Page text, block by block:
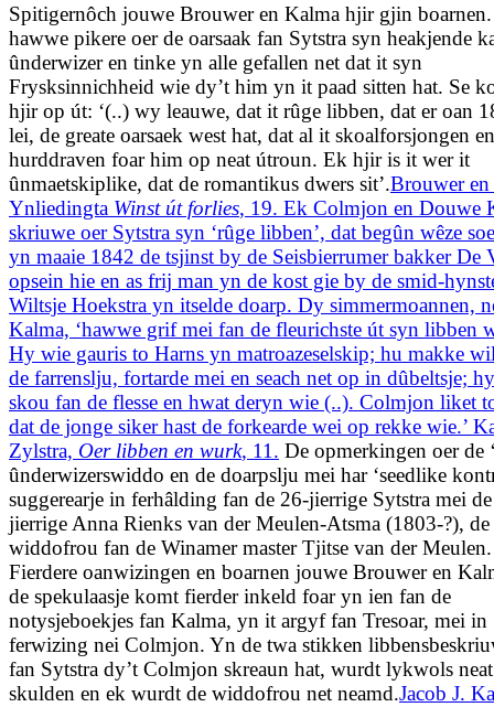
Spitigernôch jouwe Brouwer en Kalma hjir gjin boarnen.
hawwe pikere oer de oarsaak fan Sytstra syn heakjende
ûnderwizer en tinke yn alle gefallen net dat it syn
Frysksinnichheid wie dy’t him yn it paad sitten hat. Se
hjir op út: ‘(..) wy leauwe, dat it rûge libben, dat er oan
lei, de greate oarsaek west hat, dat al it skoalforsjongen en
hurddraven foar him op neat útroun. Ek hjir is it wer it
ûnmaetskiplike, dat de romantikus dwers sit’.Brouwer
Ynliedingta Winst út forlies, 19. Ek Colmjon en Douwe
skriuwe oer Sytstra syn ‘rûge libben’, dat begûn wêze
yn maaie 1842 de tsjinst by de Seisbierrumer bakker De
opsein hie en as frij man yn de kost gie by de smid-
Wiltsje Hoekstra yn itselde doarp. Dy simmermoannen,
Kalma, ‘hawwe grif mei fan de fleurichste út syn libben
Hy wie gauris to Harns yn matroazeselskip; hu makke
de farrenslju, fortarde mei en seach net op in dûbeltsje;
skou fan de flesse en hwat deryn wie (..). Colmjon liket
dat de jonge siker hast de forkearde wei op rekke wie.’
Zylstra, Oer libben en wurk, 11. De opmerkingen oer de
ûnderwizerswiddo en de doarpslju mei har ‘seedlike
suggerearje in ferhâlding fan de 26-jierrige Sytstra mei
jierrige Anna Rienks van der Meulen-Atsma (1803-?), de
widdofrou fan de Winamer master Tjitse van der Meulen.
Fierdere oanwizingen en boarnen jouwe Brouwer en
de spekulaasje komt fierder inkeld foar yn ien fan de
notysjeboekjes fan Kalma, yn it argyf fan Tresoar, mei in
ferwizing nei Colmjon. Yn de twa stikken
fan Sytstra dy’t Colmjon skreaun hat, wurdt lykwols
skulden en ek wurdt de widdofrou net neamd.Jacob J.